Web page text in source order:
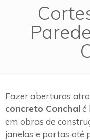
Fazer aberturas
concreto Conchal é
em obras de
janelas e portas até